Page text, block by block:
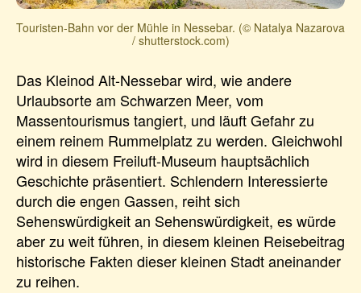
Touristen-Bahn vor der Mühle in Nessebar. (© Natalya Nazarova
/ shutterstock.com)
Das Kleinod Alt-Nessebar wird, wie andere
Urlaubsorte am Schwarzen Meer, vom
Massentourismus tangiert, und läuft Gefahr zu
einem reinem Rummelplatz zu werden. Gleichwohl
wird in diesem Freiluft-Museum hauptsächlich
Geschichte präsentiert. Schlendern Interessierte
durch die engen Gassen, reiht sich
Sehenswürdigkeit an Sehenswürdigkeit, es würde
aber zu weit führen, in diesem kleinen Reisebeitrag
historische Fakten dieser kleinen Stadt aneinander
zu reihen.